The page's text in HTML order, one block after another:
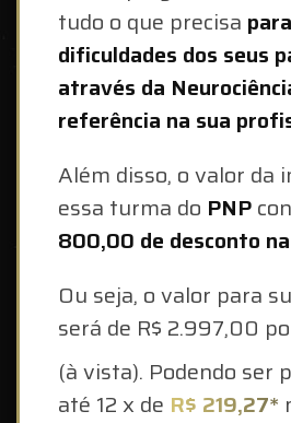
tudo o que precisa
dificuldades dos seus
através da
referência na sua
Além disso, o valor da
essa turma do PNP
800,00 de desconto
Ou seja, o valor para
será de R$ 2.997,00
(à vista). Podendo ser
até 12 x de R$ 219,27*